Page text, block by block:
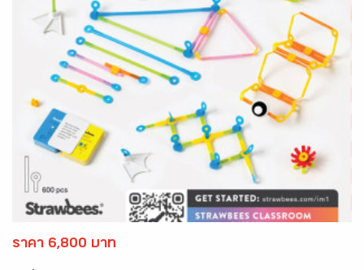
ราคา 6,800 บาท